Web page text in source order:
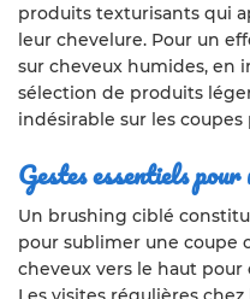
produits texturisants qui
leur chevelure. Pour un
sur cheveux humides, en
sélection de produits
indésirable sur les coupes
Gestes essentiels
Un brushing ciblé
pour sublimer une coupe
cheveux vers le haut pour